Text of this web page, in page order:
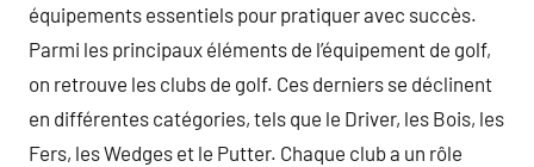
équipements essentiels pour pratiquer avec succès.
Parmi les principaux éléments de l’équipement de golf,
on retrouve les clubs de golf. Ces derniers se déclinent
en différentes catégories, tels que le Driver, les Bois, les
Fers, les Wedges et le Putter. Chaque club a un rôle